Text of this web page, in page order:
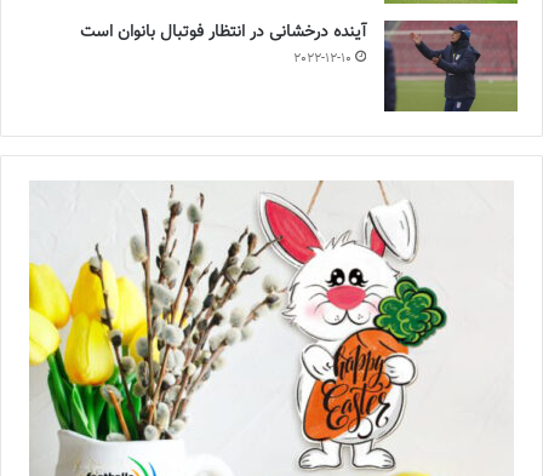
آینده درخشانی در انتظار فوتبال بانوان است
2022-12-10